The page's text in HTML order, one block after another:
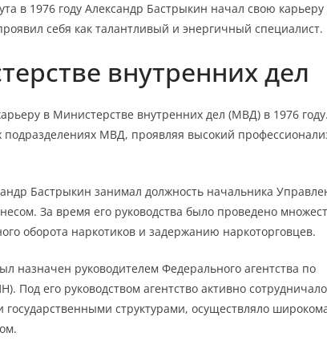
в 1976 году Александр Бастрыкин начал свою карьеру
себя как талантливый и энергичный специалист.
внутренних дел
в Министерстве внутренних дел (МВД) в 1976
подразделениях МВД, проявляя высокий
Бастрыкин занимал должность начальника
За время его руководства было проведено
оборота наркотиков и задержанию наркоторговцев.
назначен руководителем Федерального агентства по
Под его руководством агентство активно
структурами, осуществляло